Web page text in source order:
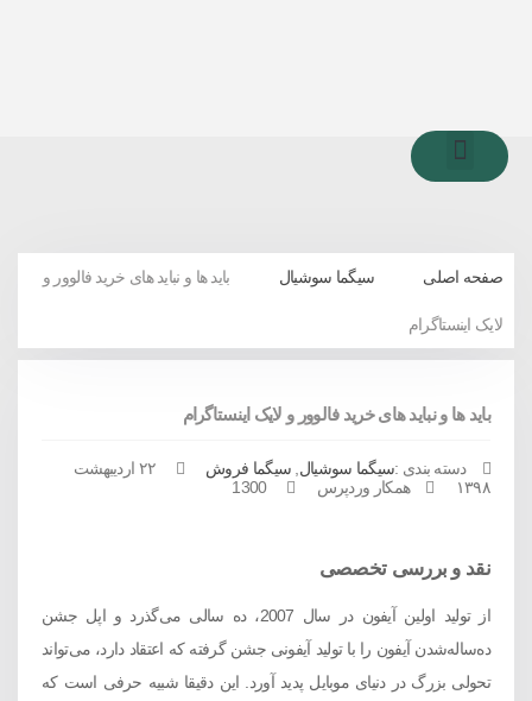
صفحه اصلی سیگما سوشیال باید ها و نباید های خرید فالوور و
لایک اینستاگرام
باید ها و نباید های خرید فالوور و لایک اینستاگرام
دسته بندی :سیگما سوشیال سیگما فروش
۲۲ اردیبهشت
۱۳۹۸
همکار وردپرس 1300
نقد و بررسی تخصصی
از تولید اولین آیفون در سال 2007، ده سالی می‌گذرد و اپل جشن
ده‌ساله‌شدن آیفون را با تولید آیفونی جشن گرفته که اعتقاد دارد، می‌تواند
تحولی بزرگ در دنیای موبایل پدید آورد. این دقیقا شبیه حرفی است که